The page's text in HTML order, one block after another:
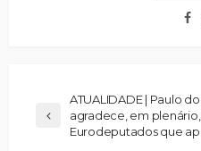
ATUALIDADE | Paulo
agradece, em plenário,
Eurodeputados que